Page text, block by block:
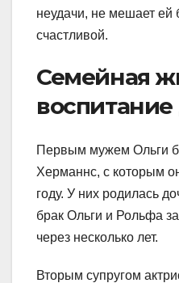
неудачи, не мешает ей
счастливой.
Семейная
воспитание
Первым мужем Ольги
Херманнс, с которым
году. У них родилась
брак Ольги и Рольфа
через несколько лет.
Вторым супругом